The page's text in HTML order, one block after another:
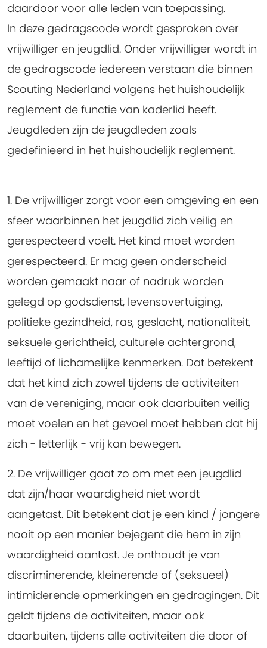
daardoor voor alle leden van toepassing.
In deze gedragscode wordt gesproken over
vrijwilliger en jeugdlid. Onder vrijwilliger wordt in
de gedragscode iedereen verstaan die binnen
Scouting Nederland volgens het huishoudelijk
reglement de functie van kaderlid heeft.
Jeugdleden zijn de jeugdleden zoals
gedefinieerd in het huishoudelijk reglement.
1. De vrijwilliger zorgt voor een omgeving en een
sfeer waarbinnen het jeugdlid zich veilig en
gerespecteerd voelt. Het kind moet worden
gerespecteerd. Er mag geen onderscheid
worden gemaakt naar of nadruk worden
gelegd op godsdienst, levensovertuiging,
politieke gezindheid, ras, geslacht, nationaliteit,
seksuele gerichtheid, culturele achtergrond,
leeftijd of lichamelijke kenmerken. Dat betekent
dat het kind zich zowel tijdens de activiteiten
van de vereniging, maar ook daarbuiten veilig
moet voelen en het gevoel moet hebben dat hij
zich - letterlijk - vrij kan bewegen.
2. De vrijwilliger gaat zo om met een jeugdlid
dat zijn/haar waardigheid niet wordt
aangetast. Dit betekent dat je een kind / jongere
nooit op een manier bejegent die hem in zijn
waardigheid aantast. Je onthoudt je van
discriminerende, kleinerende of (seksueel)
intimiderende opmerkingen en gedragingen. Dit
geldt tijdens de activiteiten, maar ook
daarbuiten, tijdens alle activiteiten die door of